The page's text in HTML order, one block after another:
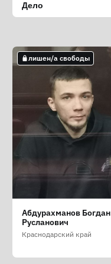
Дело
лишен/а свободы
Абдурахманов Богдан
Русланович
Краснодарский край